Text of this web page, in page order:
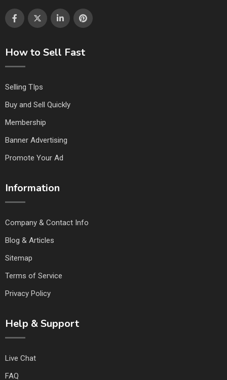
How to Sell Fast
Selling TIps
Buy and Sell Quickly
Membership
Banner Advertising
Promote Your Ad
Information
Company & Contact Info
Blog & Articles
Sitemap
Terms of Service
Privacy Policy
Help & Support
Live Chat
FAQ